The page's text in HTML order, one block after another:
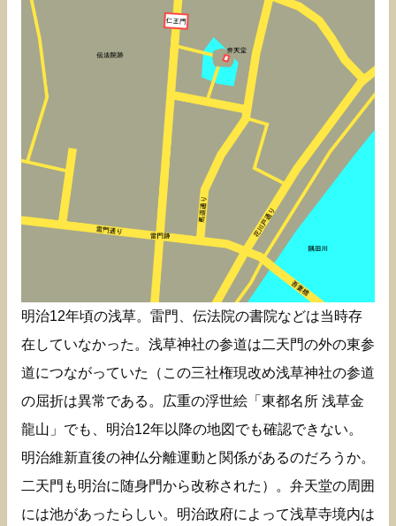
明治12年頃の浅草。雷門、伝法院の書院などは当時存
在していなかった。浅草神社の参道は二天門の外の東参
道につながっていた（この三社権現改め浅草神社の参道
の屈折は異常である。広重の浮世絵「東都名所 浅草金
龍山」でも、明治12年以降の地図でも確認できない。
明治維新直後の神仏分離運動と関係があるのだろうか。
二天門も明治に随身門から改称された）。弁天堂の周囲
には池があったらしい。明治政府によって浅草寺境内は